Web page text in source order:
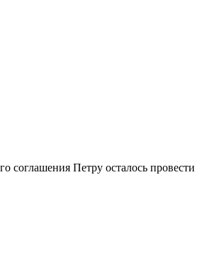
Петру осталось провести